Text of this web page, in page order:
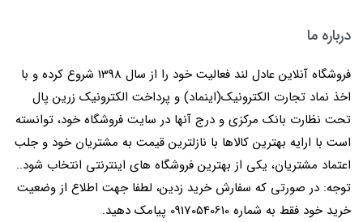
درباره ما
فروشگاه آنلاین عادل لند فعالیت خود را از سال 1398 شروع کرده و با
اخذ نماد تجارت الکترونیک(اینماد) و پرداخت الکترونیک زرین پال
تحت نظارت بانک مرکزی و درج آنها در سایت فروشگاه خود، توانسته
است با ارایه بهترین کالاها با نازلترین قیمت به مشتریان خود و جلب
اعتماد مشتریان، یکی از بهترین فروشگاه های اینترنتی انتخاب شود..
توجه: در صورتی که سفارش خرید زدین، لطفا جهت اطلاع از وضعیت
خرید خود فقط به شماره 09170540610 پیامک دهید.